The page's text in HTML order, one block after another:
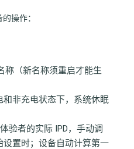
操作：
称（新名称须重启才能生
非充电状态下，系统休眠
验者的实际 IPD，手动调
设置时；设备自动计算第一